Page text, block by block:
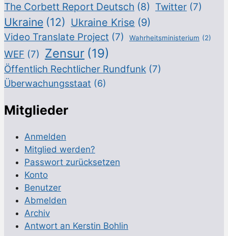
The Corbett Report Deutsch (8) Twitter (7)
Ukraine (12) Ukraine Krise (9)
Video Translate Project (7) Wahrheitsministerium (2)
WEF (7) Zensur (19)
Öffentlich Rechtlicher Rundfunk (7)
Überwachungsstaat (6)
Mitglieder
Anmelden
Mitglied werden?
Passwort zurücksetzen
Konto
Benutzer
Abmelden
Archiv
Antwort an Kerstin Bohlin